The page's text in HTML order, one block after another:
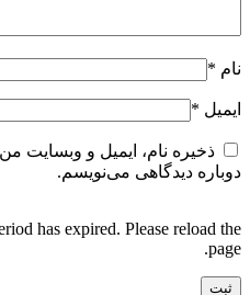
نام *
ایمیل *
ذخیره نام، ایمیل و وبسایت
دوباره دیدگاهی می‌نویسم.
has expired. Please reload the
page.